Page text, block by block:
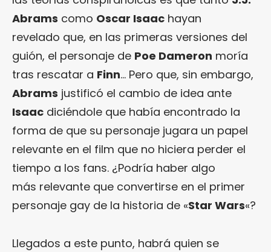
Abrams como Oscar Isaac hayan
revelado que, en las primeras versiones del
guión, el personaje de Poe Dameron moría
tras rescatar a Finn… Pero que, sin embargo,
Abrams justificó el cambio de idea ante
Isaac diciéndole que había encontrado la
forma de que su personaje jugara un papel
relevante en el film que no hiciera perder el
tiempo a los fans. ¿Podría haber algo
más relevante que convertirse en el primer
personaje gay de la historia de «Star Wars«?
Llegados a este punto, habrá quien se